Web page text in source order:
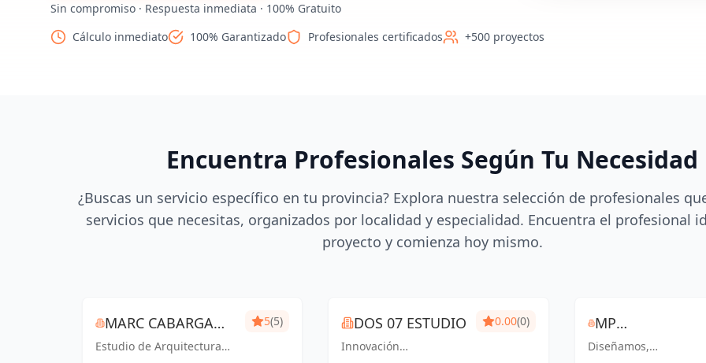
Sin compromiso · Respuesta inmediata · 100% Gratuito
Cálculo inmediato
100% Garantizado Profesionales certificados +500 proyectos
Encuentra Profesionales Según Tu Necesidad
¿Buscas un servicio específico en tu provincia? Explora nuestra selección de profesionales
servicios que necesitas, organizados por localidad y especialidad. Encuentra el profesional
proyecto y comienza hoy mismo.
MARC CABARGA
SANGENIS
Estudio de Arquitectura
5(5) DOS 07 ESTUDIO
Innovación
0.00(0)
MP
CONSTRUCTION
Diseñamos,